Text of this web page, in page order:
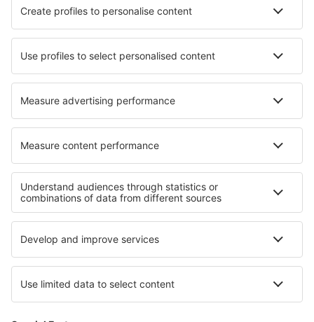
Ubytování in Pontinia Ubytování in Landerneau
Ubytování on North Sea Coast
Ubytování v Garmisch-Partenkirchenu Ubytování in Epirus
Ubytování in Mafikeng Game Reserve
Ubytování ve Val di Fassa Ubytování in Wolfgangsee
Ubytování v Guatemale